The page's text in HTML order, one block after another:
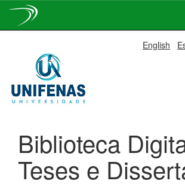
navigation
English
Biblioteca
Teses e